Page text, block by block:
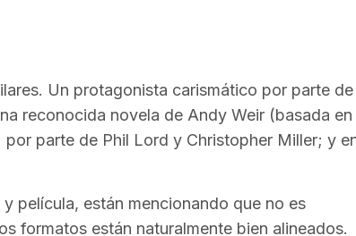
Un protagonista carismático por parte de
reconocida novela de Andy Weir (basada en
parte de Phil Lord y Christopher Miller; y
película, están mencionando que no es
formatos están naturalmente bien alineados.